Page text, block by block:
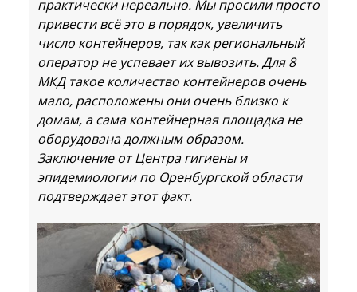
практически нереально. Мы просили просто
привести всё это в порядок, увеличить
число контейнеров, так как региональный
оператор не успевает их вывозить. Для 8
МКД такое количество контейнеров очень
мало, расположены они очень близко к
домам, а сама контейнерная площадка не
оборудована должным образом.
Заключение от Центра гигиены и
эпидемиологии по Оренбургской области
подтверждает этот факт.